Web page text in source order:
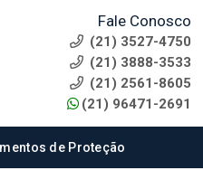
Fale Conosco
(21) 3527-4750
(21) 3888-3533
(21) 2561-8605
(21) 96471-2691
de Proteção